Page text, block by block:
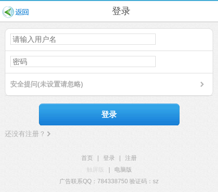
登录
安全提问(未设置请忽略)
登录
还没有注册？
首页 登录
注册
触屏版
电脑版
广告联系QQ：784338750 验证码：sz